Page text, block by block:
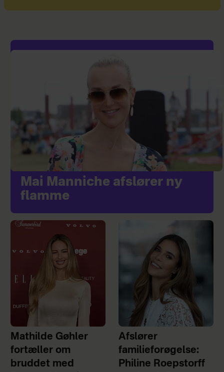
Mai Manniche afslører ny
flamme
Mathilde Gøhler
fortæller om
bruddet med
Afslører
familieforøgelse:
Philine Roepstorff